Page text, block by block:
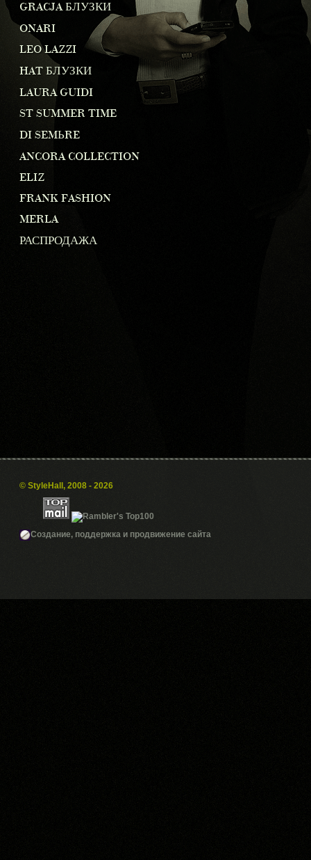
GRACJA БЛУЗКИ
ONARI
LEO LAZZI
HAT БЛУЗКИ
LAURA GUIDI
ST SUMMER TIME
DI SEMЬRE
ANCORA COLLECTION
ELIZ
FRANK FASHION
MERLA
РАСПРОДАЖА
© StyleHall, 2008 - 2026
Создание, поддержка и продвижение сайта